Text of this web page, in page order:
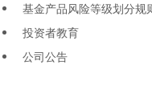
基金产品风险等级划分规
投资者教育
公司公告